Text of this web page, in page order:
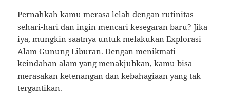
Pernahkah kamu merasa lelah dengan rutinitas
sehari-hari dan ingin mencari kesegaran baru? Jika
iya, mungkin saatnya untuk melakukan Explorasi
Alam Gunung Liburan. Dengan menikmati
keindahan alam yang menakjubkan, kamu bisa
merasakan ketenangan dan kebahagiaan yang tak
tergantikan.